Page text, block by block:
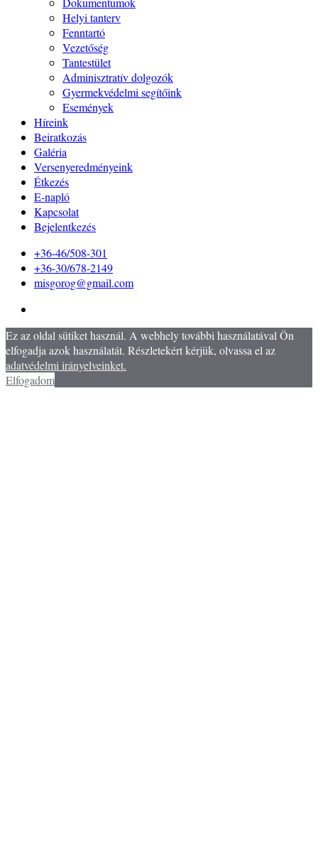
Helyi tanterv
Fenntartó
Vezetőség
Tantestület
Adminisztratív dolgozók
Gyermekvédelmi segítőink
Események
Híreink
Beiratkozás
Galéria
Versenyeredményeink
Étkezés
E-napló
Kapcsolat
Bejelentkezés
+36-46/508-301
+36-30/678-2149
misgorog@gmail.com
Ez az oldal sütiket használ. A webhely további használatával Ön
elfogadja azok használatát. Részletekért kérjük, olvassa el az
adatvédelmi irányelveinket.
Elfogadom